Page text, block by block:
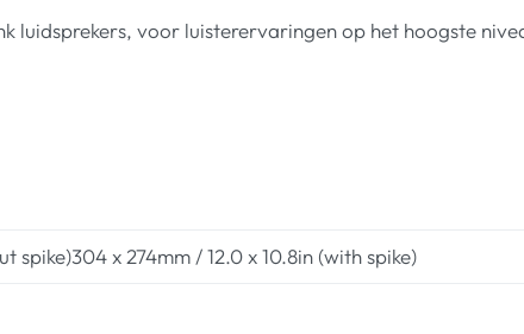
luidsprekers, voor luisterervaringen op het hoogste
spike)304 x 274mm / 12.0 x 10.8in (with spike)